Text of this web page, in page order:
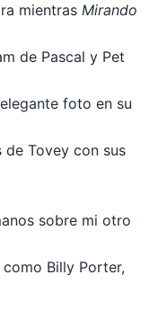
mientras Mirando
de Pascal y Pet
foto en su
Tovey con sus
sobre mi otro
Billy Porter,